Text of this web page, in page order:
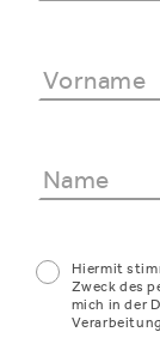
Hiermit
Zweck des
mich in der